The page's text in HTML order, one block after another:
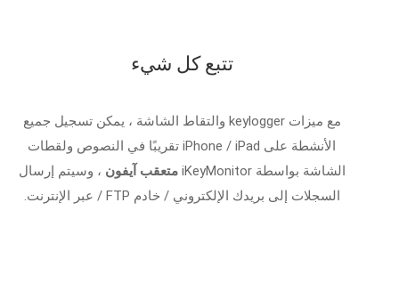
تتبع كل شيء
مع ميزات keylogger والتقاط الشاشة ، يمكن تسجيل جميع
الأنشطة على iPhone / iPad تقريبًا في النصوص ولقطات
الشاشة بواسطة iKeyMonitor
متعقب آيفون ، وسيتم إرسال
السجلات إلى بريدك الإلكتروني / خادم FTP / عبر الإنترنت.